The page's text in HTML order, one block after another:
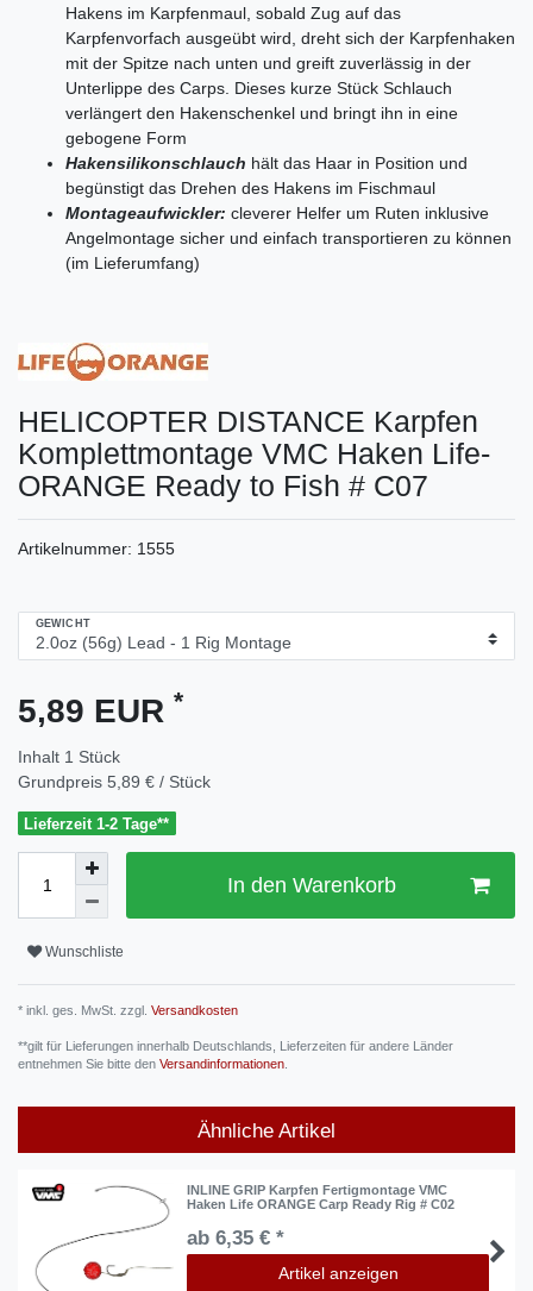
Hakens im Karpfenmaul, sobald Zug auf das
Karpfenvorfach ausgeübt wird, dreht sich der Karpfenhaken
mit der Spitze nach unten und greift zuverlässig in der
Unterlippe des Carps. Dieses kurze Stück Schlauch
verlängert den Hakenschenkel und bringt ihn in eine
gebogene Form
Hakensilikonschlauch hält das Haar in Position und
begünstigt das Drehen des Hakens im Fischmaul
Montageaufwickler: cleverer Helfer um Ruten inklusive
Angelmontage sicher und einfach transportieren zu können
(im Lieferumfang)
HELICOPTER DISTANCE Karpfen
Komplettmontage VMC Haken Life-
ORANGE Ready to Fish # C07
Artikelnummer: 1555
GEWICHT
5,89 EUR *
Inhalt 1 Stück
Grundpreis 5,89 € / Stück
Lieferzeit 1-2 Tage**
In den Warenkorb
Wunschliste
* inkl. ges. MwSt. zzgl. Versandkosten
**gilt für Lieferungen innerhalb Deutschlands, Lieferzeiten für andere Länder
entnehmen Sie bitte den Versandinformationen
Ähnliche Artikel
INLINE GRIP Karpfen Fertigmontage VMC
Haken Life ORANGE Carp Ready Rig # C02
ab 6,35 € *
Artikel anzeigen